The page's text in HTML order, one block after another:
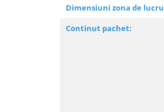
Dimensiuni zona de lucru
Continut pachet: